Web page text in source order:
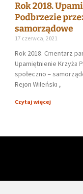
Rok 2018.
Podbrzezie
samorządowe
17 czerwca, 2021
Rok 2018. Cmentarz
Upamiętnienie Krzyża
społeczno –
Rejon Wileński ,
Czytaj więcej